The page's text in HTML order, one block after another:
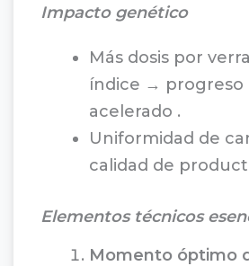
Impacto genético
Más dosis por
índice → progreso
acelerado .
Uniformidad de
calidad de
Elementos técnicos
Momento óptimo